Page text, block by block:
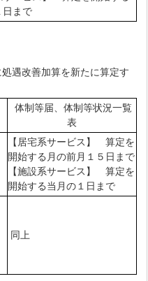
日まで
遇改善加算を新たに算定す
体制等届、体制等状況一覧
表
【居宅系サービス】 算定を
開始する月の前月１５日まで
【施設系サービス】 算定を
開始する当月の１日まで
同上